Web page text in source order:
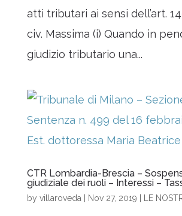
atti tributari ai sensi dell’art.
civ. Massima (i) Quando in
giudizio tributario una...
CTR Lombardia-Brescia –
giudiziale dei ruoli – Interessi –
by villaroveda Nov 27, 2019 LE